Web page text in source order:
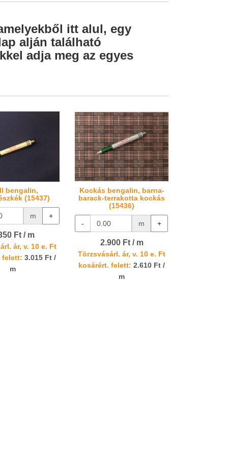
itt alul, egy
alján található
adja meg az egyes
bengalin,
(15437)
m +
Ft / m
ár, v. 10 e. Ft
felett: 3.015 Ft /
m
Kockás bengalin, barna-
barack-terrakotta kockás
(15436)
- m +
2.900 Ft / m
Törzsvásárl. ár, v. 10 e. Ft
kosárért. felett: 2.610 Ft /
m